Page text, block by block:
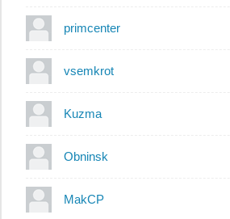
primcenter
vsemkrot
Kuzma
Obninsk
MakCP